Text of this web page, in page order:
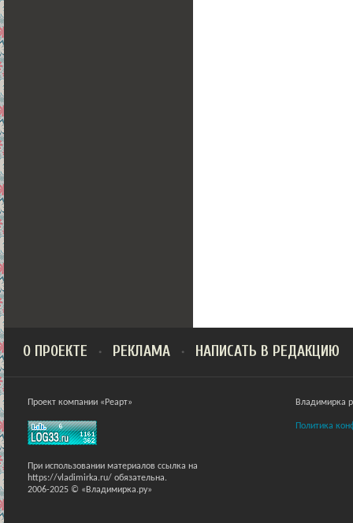
О ПРОЕКТЕ РЕКЛАМА НАПИСАТЬ В РЕДАКЦИЮ
Проект компании «Реарт»
При использовании материалов ссылка на
https://vladimirka.ru/ обязательна.
2006-2025 © «Владимирка.ру»
Владимирка
Политика